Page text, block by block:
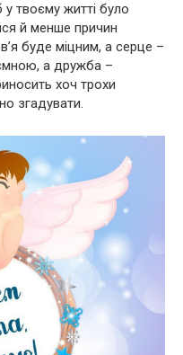
твоєму житті було
й менше причин
буде міцним, а серце –
а дружба –
хоч трохи
згадувати.